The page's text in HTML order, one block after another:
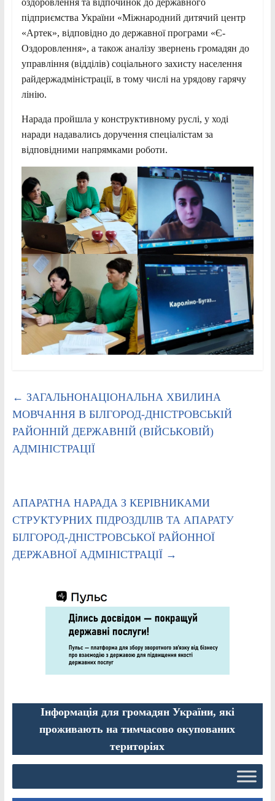
оздоровлення та відпочинок до державного
підприємства України «Міжнародний дитячий центр
«Артек», відповідно до державної програми «Є-
Оздоровлення», а також аналізу звернень громадян до
управління (відділів) соціального захисту населення
райдержадміністрації, в тому числі на урядову гарячу
лінію.
Нарада пройшла у конструктивному руслі, у ході
наради надавались доручення спеціалістам за
відповідними напрямками роботи.
← ЗАГАЛЬНОНАЦІОНАЛЬНА ХВИЛИНА
МОВЧАННЯ В БІЛГОРОД-ДНІСТРОВСЬКІЙ
РАЙОННІЙ ДЕРЖАВНІЙ (ВІЙСЬКОВІЙ)
АДМІНІСТРАЦІЇ
АПАРАТНА НАРАДА З КЕРІВНИКАМИ
СТРУКТУРНИХ ПІДРОЗДІЛІВ ТА АПАРАТУ
БІЛГОРОД-ДНІСТРОВСЬКОЇ РАЙОННОЇ
ДЕРЖАВНОЇ АДМІНІСТРАЦІЇ →
Інформація для громадян України, які
проживають на тимчасово окупованих
територіях